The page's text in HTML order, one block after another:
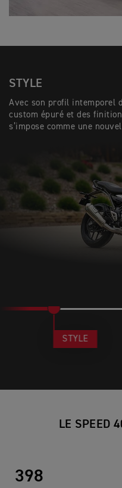
STYLE
Avec son profil intemporel
custom épuré et des
s’impose comme une
STYLE
LE SPEED
398